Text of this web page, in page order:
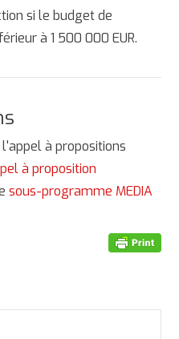
si le budget de
à 1 500 000 EUR.
à propositions
à proposition
sous-programme MEDIA